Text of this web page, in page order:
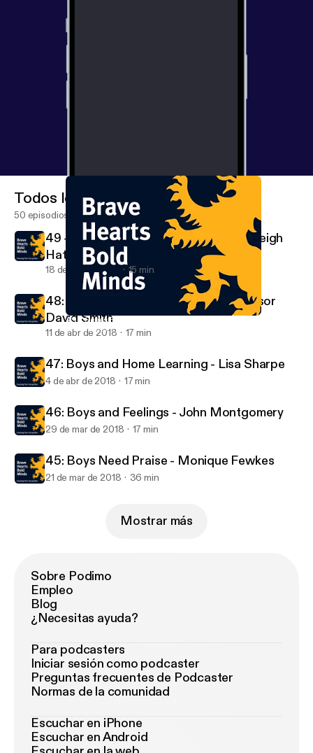
49 - Series Final: Brad Entwistle and Leigh Hatcher
Brave Hearts Bold Minds
Todos los episodios
50 episodios
49 - Series Final: Brad Entwistle and Leigh
Hatcher
18 de abr de 2018 15 min
48: Boys Need Collaboration - Professor
David Smith
11 de abr de 2018 17 min
47: Boys and Home Learning - Lisa Sharpe
4 de abr de 2018 17 min
46: Boys and Feelings - John Montgomery
29 de mar de 2018 17 min
45: Boys Need Praise - Monique Fewkes
21 de mar de 2018 36 min
Mostrar más
Sobre Podimo
Empleo
Blog
¿Necesitas ayuda?
Para podcasters
Iniciar sesión como podcaster
Preguntas frecuentes de Podcaster
Normas de la comunidad
Escuchar en iPhone
Escuchar en Android